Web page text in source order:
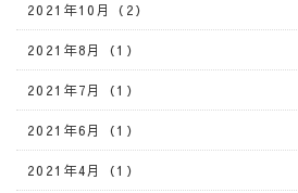
2021年10月（2）
2021年8月（1）
2021年7月（1）
2021年6月（1）
2021年4月（1）